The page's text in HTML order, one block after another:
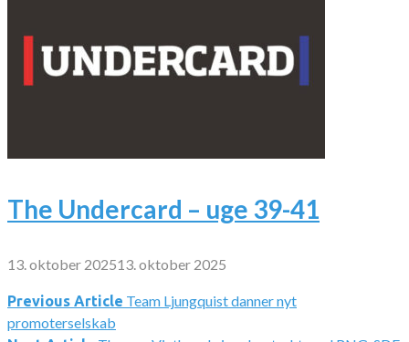
The Undercard – uge 39-41
13. oktober 202513. oktober 2025
Indlægsnavigation
Previous Article Team Ljungquist danner nyt
promoterselskab